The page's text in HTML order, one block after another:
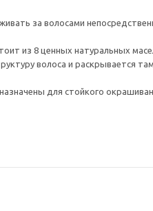
за волосами
из 8 ценных натуральных
волоса и раскрывается
для стойкого